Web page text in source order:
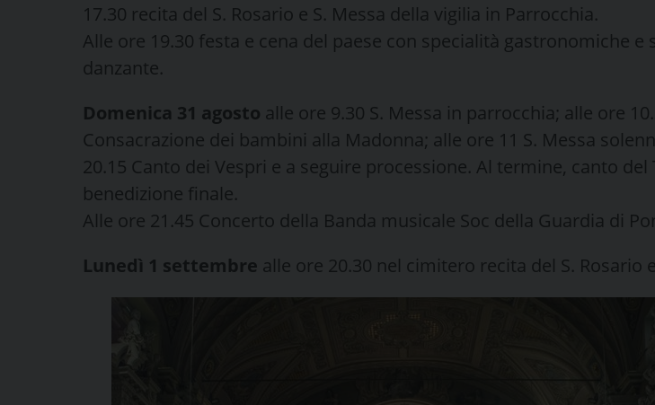
17.30 recita del S. Rosario e S. Messa della vigilia in Parrocchia.
Alle ore 19.30 festa e cena del paese con specialità gastronomiche e
danzante.
Domenica 31 agosto alle ore 9.30 S. Messa in parrocchia; alle ore
Consacrazione dei bambini alla Madonna; alle ore 11 S. Messa
20.15 Canto dei Vespri e a seguire processione. Al termine, canto del
benedizione finale.
Alle ore 21.45 Concerto della Banda musicale Soc della Guardia di
Lunedì 1 settembre alle ore 20.30 nel cimitero recita del S. Rosario